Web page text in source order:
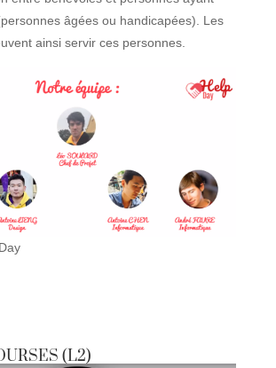
âgées ou handicapées). Les
ainsi servir ces personnes.
(L2)